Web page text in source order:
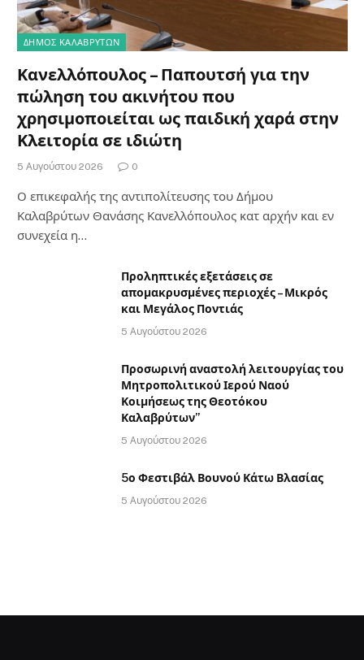
ΔΗΜΟΣ ΚΑΛΑΒΡΥΤΩΝ
Κανελλόπουλος – Παπουτσή για την
πώληση του ακινήτου που
χρησιμοποιείται ως παιδική χαρά στην
Κλειτορία σε ιδιώτη
5 Αυγούστου 2026 0
Ο επικεφαλής της αντιπολίτευσης του Δήμου
Καλαβρύτων Θανάσης Κανελλόπουλος κατ αρχήν και εν
συνεχεία η…
Προληπτικές εξετάσεις σε
απομακρυσμένες περιοχές – Μικρός
και Μεγάλος Ποντιάς
5 Αυγούστου 2026
Προσωρινή αναστολή λειτουργίας του
Μητροπολιτικού Ιερού Ναού
Κοιμήσεως της Θεοτόκου
Καλαβρύτων”
5 Αυγούστου 2026
5ο Φεστιβάλ Βουνού Κάτω Βλασίας
5 Αυγούστου 2026